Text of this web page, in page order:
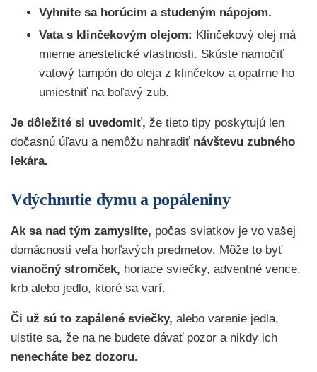
Vyhnite sa horúcim a studeným nápojom.
Vata s klinčekovým olejom: Klinčekový olej má
mierne anestetické vlastnosti. Skúste namočiť
vatový tampón do oleja z klinčekov a opatrne ho
umiestniť na boľavý zub.
Je dôležité si uvedomiť, že tieto tipy poskytujú len
dočasnú úľavu a nemôžu nahradiť návštevu zubného
lekára.
Vdýchnutie dymu a popáleniny
Ak sa nad tým zamyslíte, počas sviatkov je vo vašej
domácnosti veľa horľavých predmetov. Môže to byť
vianočný stromček, horiace sviečky, adventné vence,
krb alebo jedlo, ktoré sa varí.
Či už sú to zapálené sviečky, alebo varenie jedla,
uistite sa, že na ne budete dávať pozor a nikdy ich
nenecháte bez dozoru.